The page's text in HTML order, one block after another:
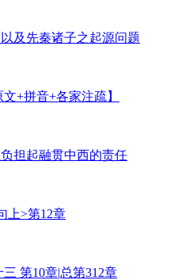
及先秦诸子之起源问题
+拼音+各家注疏】
担起融贯中西的责任
上>第12章
第10章|总第312章